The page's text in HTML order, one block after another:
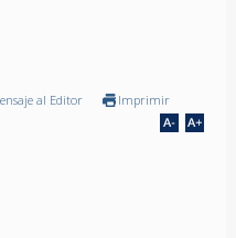
al Editor Imprimir